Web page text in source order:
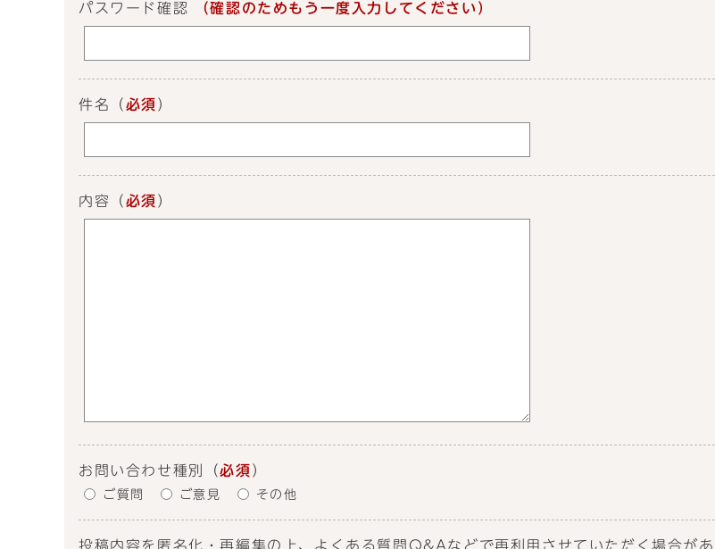
パスワード確認 （確認のためもう一度入力してください）
件名 （ 必須 ）
内容 （ 必須 ）
お問い合わせ種別 （必須 ）
ご質問 ご意見 その他
投稿内容を匿名化・再編集の上、よくある質問Q&Aなどで再利用させていただく場合が